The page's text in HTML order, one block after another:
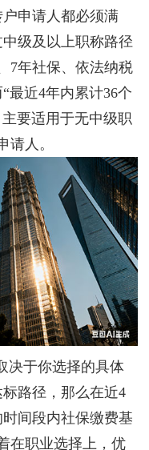
申请人都必须满
级及以上职称路径
7年社保、依法纳税
最近4年内累计36个
要适用于无中级职
请人。
于你选择的具体
路径，那么在近4
间段内社保缴费基
在职业选择上，优